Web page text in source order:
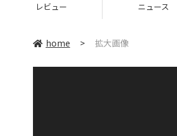
レビュー ニュース
home > 拡大画像